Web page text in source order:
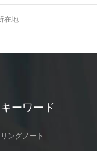
キーワード
リングノート